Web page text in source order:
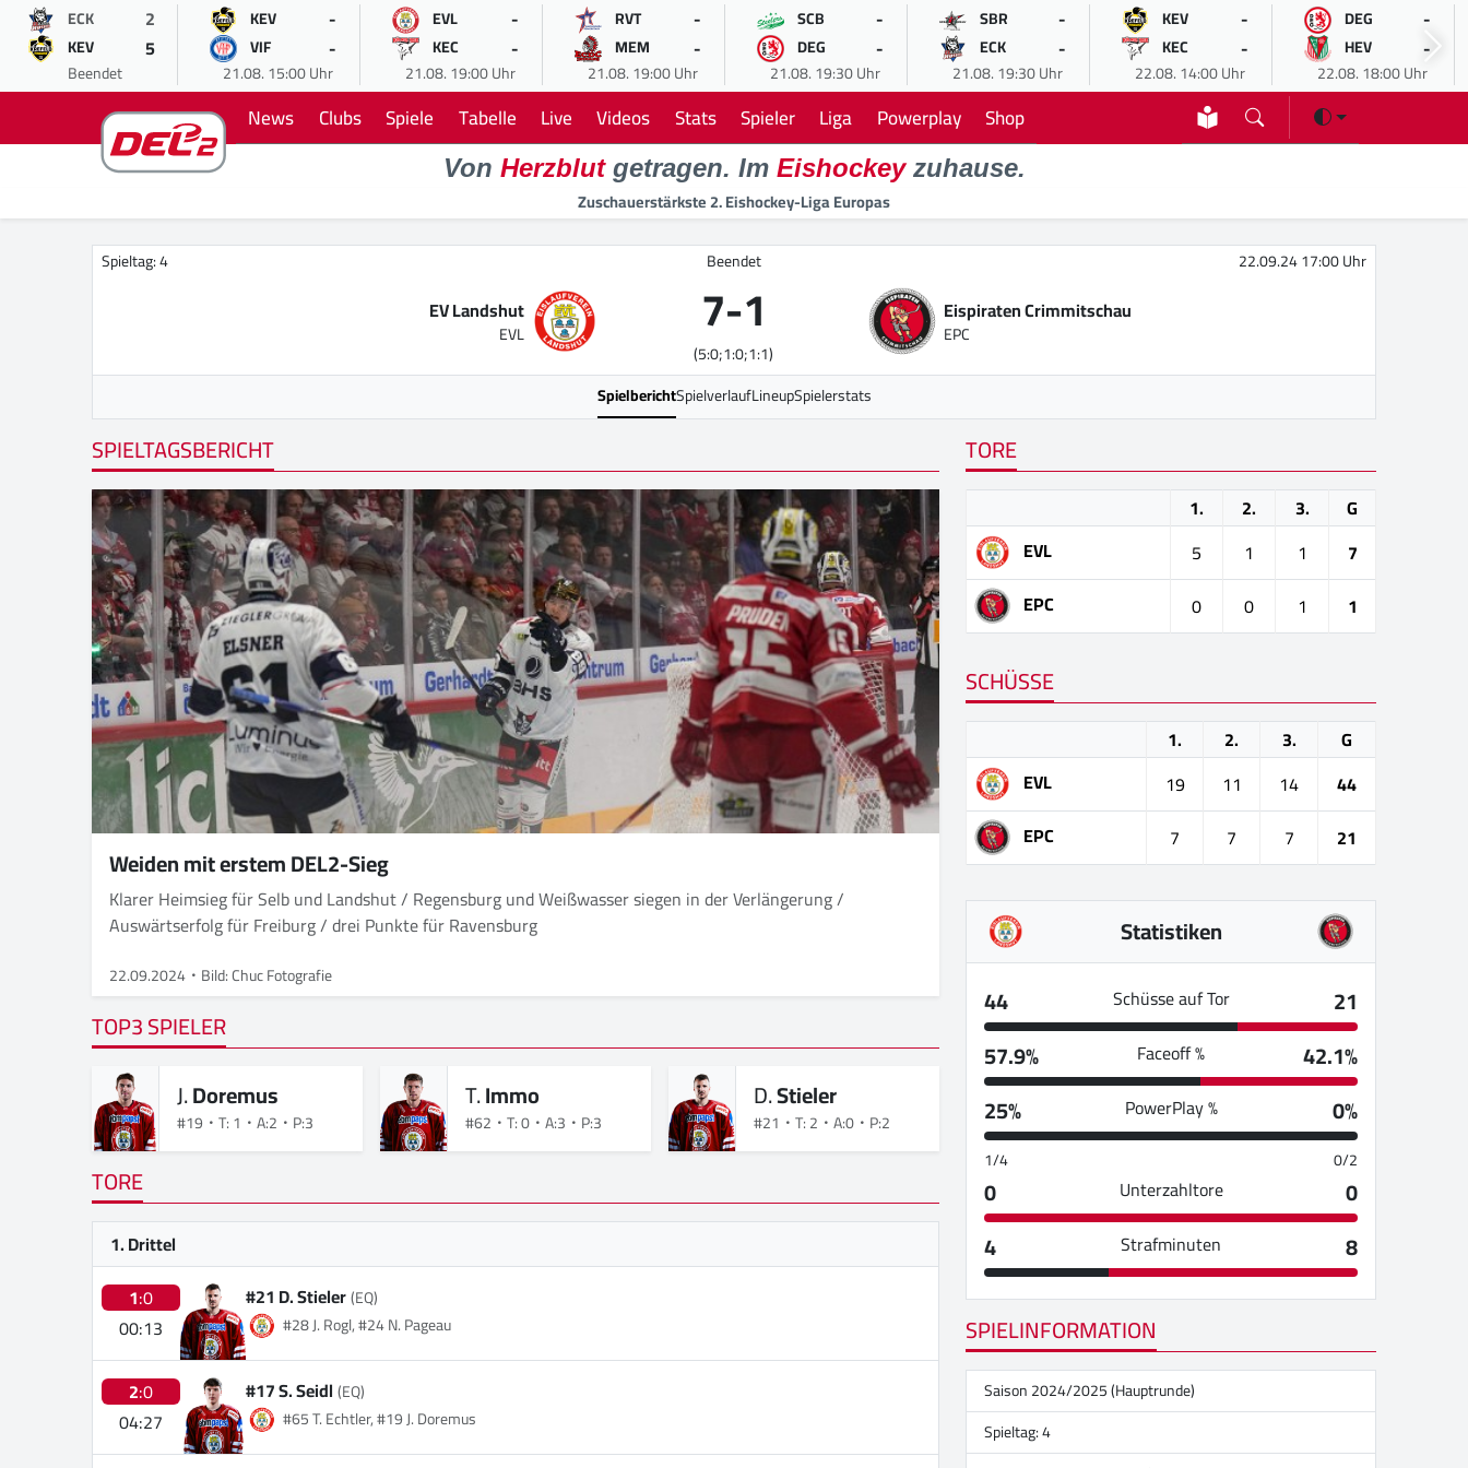
ECK 2
KEV 5
Beendet
KEV -
VIF -
21.08. 15:00 Uhr
EVL -
KEC -
21.08. 19:00 Uhr
RVT -
MEM -
21.08. 19:00 Uhr
SCB -
DEG -
21.08. 19:30 Uhr
SBR -
ECK -
21.08. 19:30 Uhr
KEV -
KEC -
22.08. 14:00 Uhr
DEG -
HEV -
22.08. 18:00 Uhr
News Clubs Spiele Tabelle Live Videos Stats Spieler Liga Powerplay Shop
Von Herzblutgetragen. Im Eishockeyzuhause.
Zuschauerstärkste 2. Eishockey-Liga Europas
Spieltag: 4 Beendet 22.09.24 17:00 Uhr
EV Landshut
EVL 7-1
(5:0;1:0;1:1)
Eispiraten Crimmitschau
EPC
SpielberichtSpielverlaufLineupSpielerstats
SPIELTAGSBERICHT
Weiden mit erstem DEL2-Sieg
Klarer Heimsieg für Selb und Landshut / Regensburg und Weißwasser siegen in der Verlängerung /
Auswärtserfolg für Freiburg / drei Punkte für Ravensburg
22.09.2024 Bild: Chuc Fotografie
TOP3 SPIELER
J.Doremus
#19 T: 1 A:2 P:3
T.Immo
#62 T: 0 A:3 P:3
D.Stieler
#21 T: 2 A:0 P:2
TORE
1. Drittel
1:0
00:13
#21 D. Stieler(EQ)
#28 J. Rogl, #24 N. Pageau
2:0
04:27
#17 S. Seidl(EQ)
#65 T. Echtler, #19 J. Doremus
TORE
1. 2. 3.
G
EVL
5 1 1
7
EPC
0 0 1 1
SCHÜSSE
1. 2. 3.
G
EVL
19 11 14
44
EPC
7 7 7 21
Statistiken
44
Schüsse auf Tor
21
57.9%
Faceoff %
42.1%
25%
PowerPlay % 0%
1/4 0/2
0 Unterzahltore
0
4
Strafminuten 8
SPIELINFORMATION
Saison 2024/2025 (Hauptrunde)
Spieltag: 4